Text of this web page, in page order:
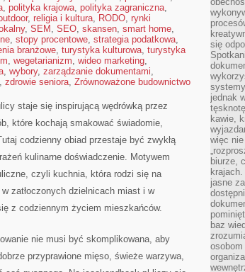
, polityka krajowa, polityka zagraniczna,
, religia i kultura, RODO, rynki
, SEM , SEO, skansen, smart home,
, stopy procentowe, strategia podatkowa,
branżowe, turystyka kulturowa, turystyka
, wegetarianizm, wideo marketing,
, wybory, zarządzanie dokumentami,
, zdrowie seniora, Zrównoważone budownictwo
staje się inspirującą wędrówką przez
które kochają smakować świadomie,
codzienny obiad przestaje być zwykłą
kulinarne doświadczenie. Motywem
czyli kuchnia, która rodzi się na
zatłoczonych dzielnicach miast i w
z codziennym życiem mieszkańców.
nie musi być skomplikowana, aby
przyprawione mięso, świeże warzywa,
się
jednak
kawie,
więc
biurze,
jasne
baz